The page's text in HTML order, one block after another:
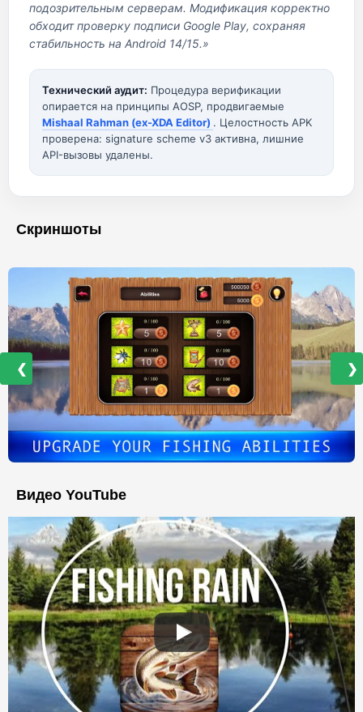
подозрительным серверам. Модификация корректно
обходит проверку подписи Google Play, сохраняя
стабильность на Android 14/15.»
Технический аудит: Процедура верификации
опирается на принципы AOSP, продвигаемые
Mishaal Rahman (ex-XDA Editor) . Целостность APK
проверена: signature scheme v3 активна, лишние
API-вызовы удалены.
Скриншоты
❮ ❯
Видео YouTube